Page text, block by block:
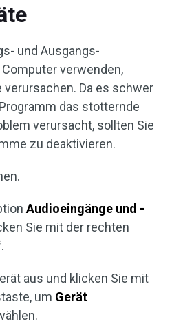
und Ausgangs-
verwenden,
Da es schwer
das stotternde
verursacht, sollten Sie
zu deaktivieren.
Audioeingänge und -
Sie mit der rechten
aus und klicken Sie mit
um Gerät